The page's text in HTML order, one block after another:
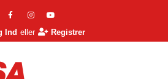
Ind eller Registrer